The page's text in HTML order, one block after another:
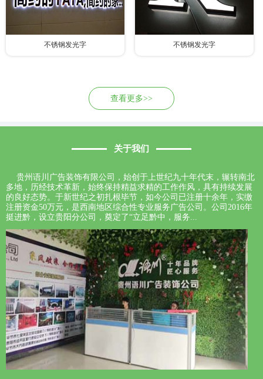
不锈钢发光字 不锈钢发光字
查看更多>>
关于我们
贵州语川广告装饰有限公司，始创于上世纪九十年代末，辗转南北
多地，历经技术革新，始终保持精益求精的工作作风，具有持续发展
的良好态势。于新世纪之初扎根毕节，如今公司已注册十余年，实缴
注册资金50万元，是西南地区综合性专业服务广告公司。公司2016年
挺进黔，设立贵阳分公司，奠定了“立足黔中，服务...